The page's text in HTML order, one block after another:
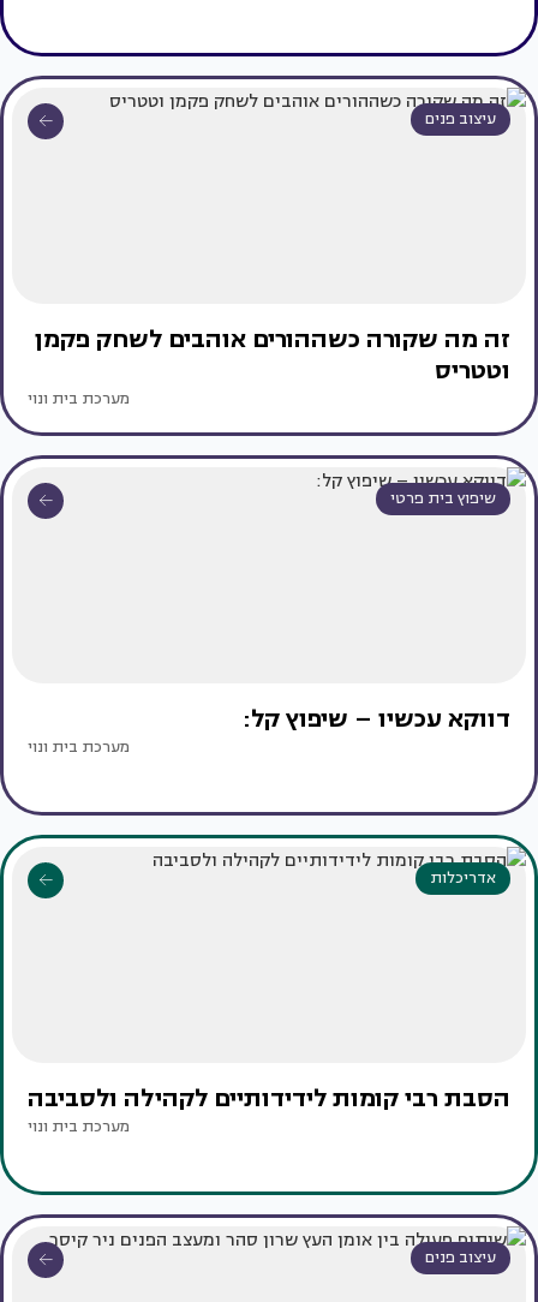
עיצוב פנים
זה מה שקורה כשההורים אוהבים לשחק פקמן
וטטריס
מערכת בית ונוי
שיפוץ בית פרטי
דווקא עכשיו – שיפוץ קל:
מערכת בית ונוי
אדריכלות
הסבת רבי קומות לידידותיים לקהילה ולסביבה
מערכת בית ונוי
עיצוב פנים